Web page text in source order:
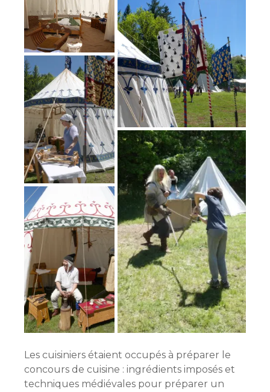
Les cuisiniers étaient occupés à préparer le
concours de cuisine : ingrédients imposés et
techniques médiévales pour préparer un